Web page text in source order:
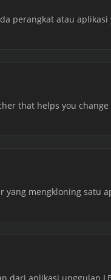
perangkat atau
that helps you
yang mengkloning satu